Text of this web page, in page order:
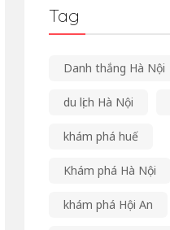
Tag
Danh thắng Hà Nội
du lịch Hà Nội
khám phá huế
Khám phá Hà Nội
khám phá Hội An